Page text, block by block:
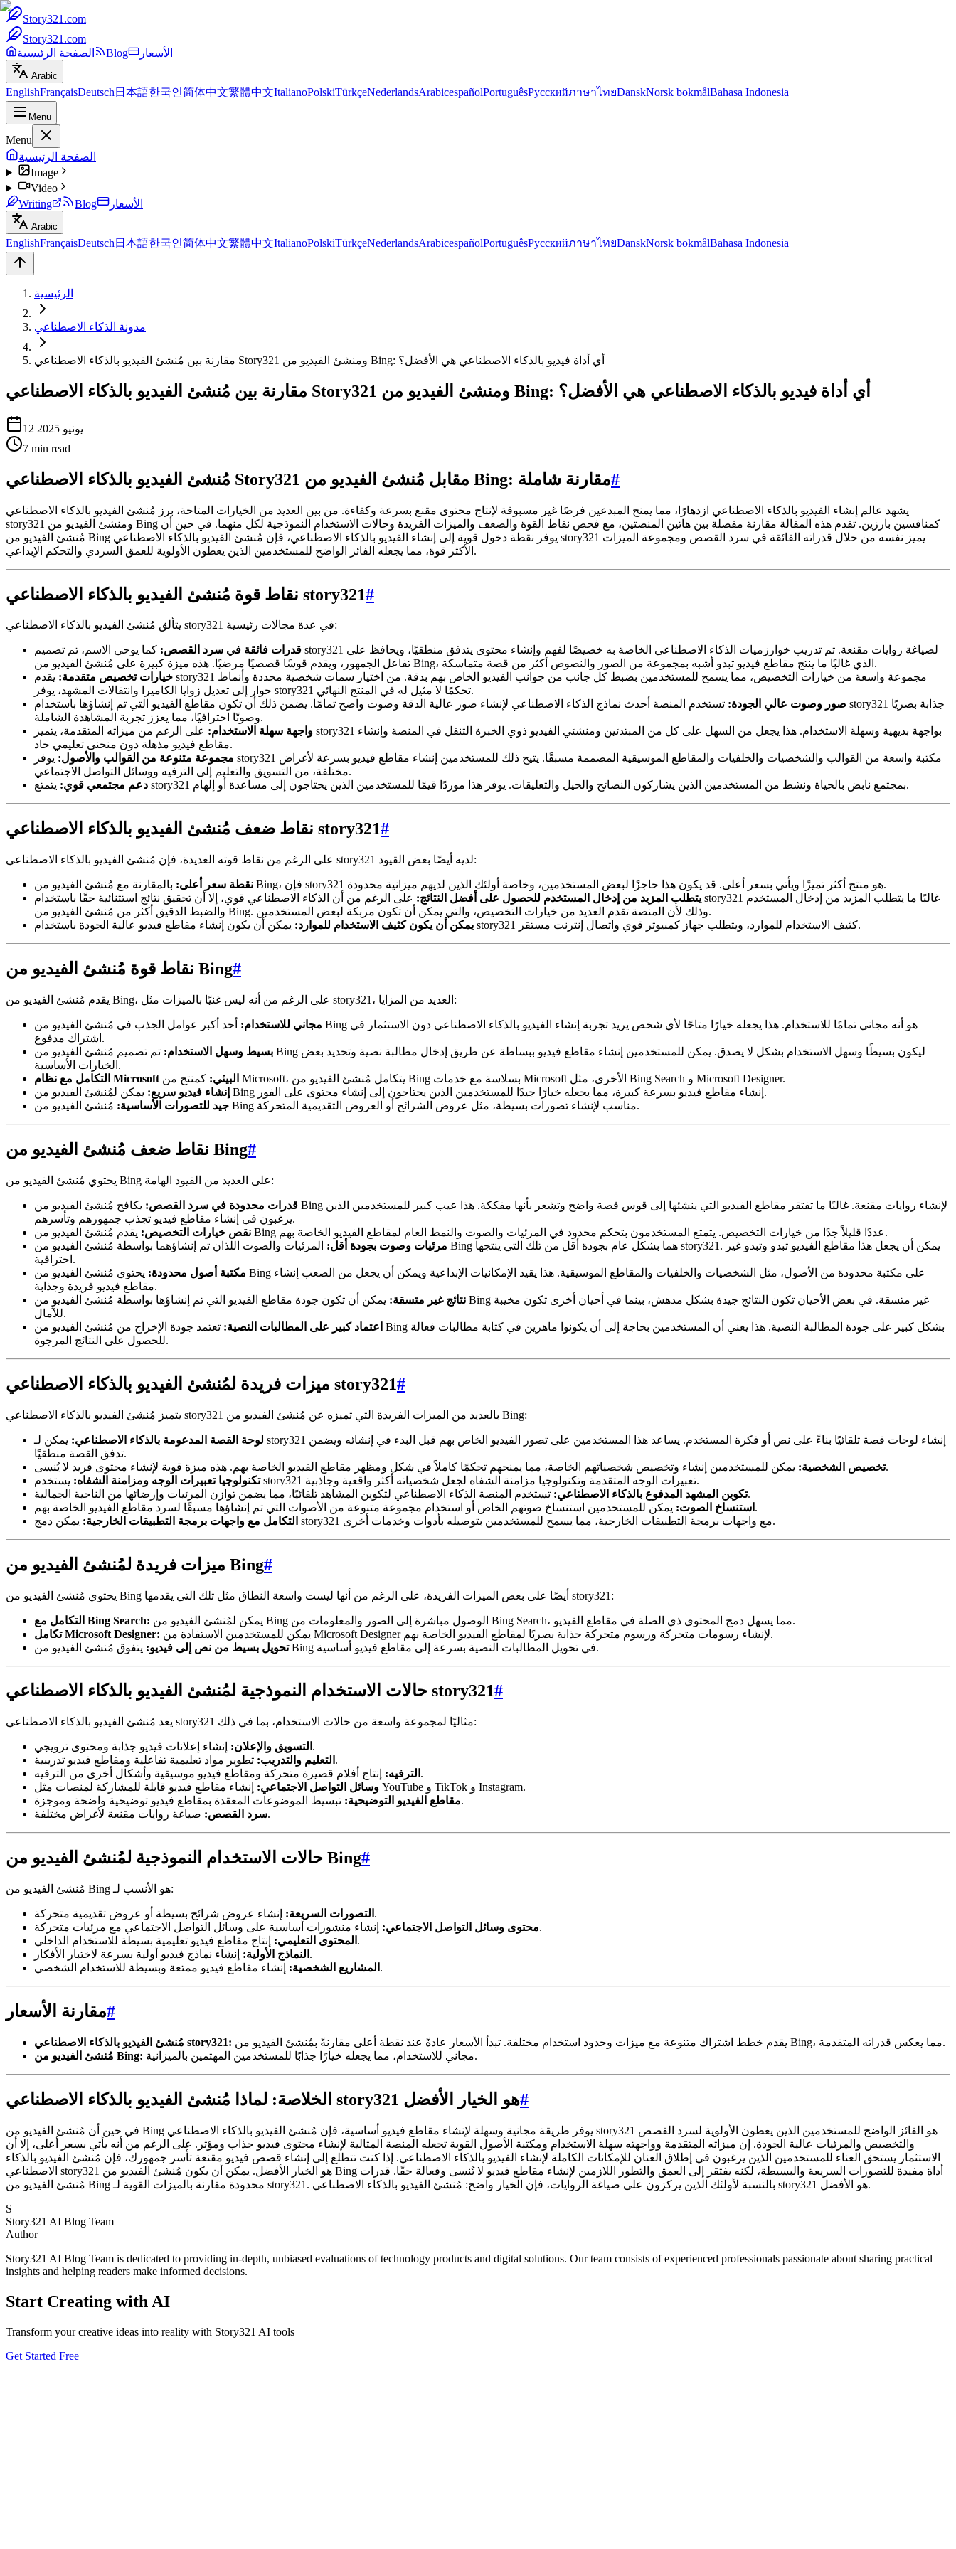
Story321.com
Story321.com
الصفحة الرئيسية
Blog الأسعار
Arabic
EnglishFrançaisDeutsch 日本語한국인简体中文繁體中文ItalianoPolskiTürkçeNederlandsArabicespañolPortuguêsРусскийภาษาไทยDanskNorsk bokmålBahasa Indonesia
Menu
Menu
الصفحة الرئيسية
Image
Video
Writing
Blog الأسعار
Arabic
EnglishFrançaisDeutsch 日本語한국인简体中文繁體中文ItalianoPolskiTürkçeNederlandsArabicespañolPortuguêsРусскийภาษาไทยDanskNorsk bokmålBahasa Indonesia
الرئيسية
مدونة الذكاء الاصطناعي
مقارنة بين مُنشئ الفيديو بالذكاء الاصطناعي Story321 ومنشئ الفيديو من Bing: أي أداة فيديو بالذكاء الاصطناعي هي الأفضل؟
مقارنة بين مُنشئ الفيديو بالذكاء الاصطناعي Story321 ومنشئ الفيديو من Bing: أي أداة فيديو بالذكاء الاصطناعي هي الأفضل؟
12 يونيو 2025
7 min read
مُنشئ الفيديو بالذكاء الاصطناعي Story321 مقابل مُنشئ الفيديو من Bing: مقارنة شاملة#
يشهد عالم إنشاء الفيديو بالذكاء الاصطناعي ازدهارًا، مما يمنح المبدعين فرصًا غير مسبوقة لإنتاج محتوى مقنع بسرعة وكفاءة. من بين العديد من الخيارات المتاحة، برز مُنشئ الفيديو بالذكاء الاصطناعي
story321 ومنشئ الفيديو من Bing كمنافسين بارزين. تقدم هذه المقالة مقارنة مفصلة بين هاتين المنصتين، مع فحص نقاط القوة والضعف والميزات الفريدة وحالات الاستخدام النموذجية لكل منهما. في حين أن
مُنشئ الفيديو من Bing يوفر نقطة دخول قوية إلى إنشاء الفيديو بالذكاء الاصطناعي، فإن مُنشئ الفيديو بالذكاء الاصطناعي story321 يميز نفسه من خلال قدراته الفائقة في سرد القصص ومجموعة الميزات
الأكثر قوة، مما يجعله الفائز الواضح للمستخدمين الذين يعطون الأولوية للعمق السردي والتحكم الإبداعي.
نقاط قوة مُنشئ الفيديو بالذكاء الاصطناعي story321#
يتألق مُنشئ الفيديو بالذكاء الاصطناعي story321 في عدة مجالات رئيسية:
قدرات فائقة في سرد القصص: كما يوحي الاسم، تم تصميم story321 لصياغة روايات مقنعة. تم تدريب خوارزميات الذكاء الاصطناعي الخاصة به خصيصًا لفهم وإنشاء محتوى يتدفق منطقيًا، ويحافظ على
تفاعل الجمهور، ويقدم قوسًا قصصيًا مرضيًا. هذه ميزة كبيرة على مُنشئ الفيديو من Bing، الذي غالبًا ما ينتج مقاطع فيديو تبدو أشبه بمجموعة من الصور والنصوص أكثر من قصة متماسكة.
خيارات تخصيص متقدمة: يقدم story321 مجموعة واسعة من خيارات التخصيص، مما يسمح للمستخدمين بضبط كل جانب من جوانب الفيديو الخاص بهم بدقة. من اختيار سمات شخصية محددة وأنماط
حوار إلى تعديل زوايا الكاميرا وانتقالات المشهد، يوفر story321 تحكمًا لا مثيل له في المنتج النهائي.
صور وصوت عالي الجودة: تستخدم المنصة أحدث نماذج الذكاء الاصطناعي لإنشاء صور عالية الدقة وصوت واضح تمامًا. يضمن ذلك أن تكون مقاطع الفيديو التي تم إنشاؤها باستخدام story321 جذابة بصريًا
وصوتًا احترافيًا، مما يعزز تجربة المشاهدة الشاملة.
واجهة سهلة الاستخدام: على الرغم من ميزاته المتقدمة، يتميز story321 بواجهة بديهية وسهلة الاستخدام. هذا يجعل من السهل على كل من المبتدئين ومنشئي الفيديو ذوي الخبرة التنقل في المنصة وإنشاء
مقاطع فيديو مذهلة دون منحنى تعليمي حاد.
مجموعة متنوعة من القوالب والأصول: يوفر story321 مكتبة واسعة من القوالب والشخصيات والخلفيات والمقاطع الموسيقية المصممة مسبقًا. يتيح ذلك للمستخدمين إنشاء مقاطع فيديو بسرعة لأغراض
مختلفة، من التسويق والتعليم إلى الترفيه ووسائل التواصل الاجتماعي.
دعم مجتمعي قوي:
يتمتع story321 بمجتمع نابض بالحياة ونشط من المستخدمين الذين يشاركون النصائح والحيل والتعليقات. يوفر هذا موردًا قيمًا للمستخدمين الذين يحتاجون إلى مساعدة أو إلهام.
نقاط ضعف مُنشئ الفيديو بالذكاء الاصطناعي story321#
على الرغم من نقاط قوته العديدة، فإن مُنشئ الفيديو بالذكاء الاصطناعي story321 لديه أيضًا بعض القيود:
نقطة سعر أعلى:
بالمقارنة مع مُنشئ الفيديو من Bing، فإن story321 هو منتج أكثر تميزًا ويأتي بسعر أعلى. قد يكون هذا حاجزًا لبعض المستخدمين، وخاصة أولئك الذين لديهم ميزانية محدودة.
يتطلب المزيد من إدخال المستخدم للحصول على أفضل النتائج: على الرغم من أن الذكاء الاصطناعي قوي، إلا أن تحقيق نتائج استثنائية حقًا باستخدام story321 غالبًا ما يتطلب المزيد من إدخال المستخدم
والضبط الدقيق أكثر من مُنشئ الفيديو من Bing. وذلك لأن المنصة تقدم العديد من خيارات التخصيص، والتي يمكن أن تكون مربكة لبعض المستخدمين.
يمكن أن يكون كثيف الاستخدام للموارد:
يمكن أن يكون إنشاء مقاطع فيديو عالية الجودة باستخدام story321 كثيف الاستخدام للموارد، ويتطلب جهاز كمبيوتر قوي واتصال إنترنت مستقر.
نقاط قوة مُنشئ الفيديو من Bing#
يقدم مُنشئ الفيديو من Bing، على الرغم من أنه ليس غنيًا بالميزات مثل story321، العديد من المزايا:
مجاني للاستخدام: أحد أكبر عوامل الجذب في مُنشئ الفيديو من Bing هو أنه مجاني تمامًا للاستخدام. هذا يجعله خيارًا متاحًا لأي شخص يريد تجربة إنشاء الفيديو بالذكاء الاصطناعي دون الاستثمار في
اشتراك مدفوع.
بسيط وسهل الاستخدام: تم تصميم مُنشئ الفيديو من Bing ليكون بسيطًا وسهل الاستخدام بشكل لا يصدق. يمكن للمستخدمين إنشاء مقاطع فيديو ببساطة عن طريق إدخال مطالبة نصية وتحديد بعض
الخيارات الأساسية.
التكامل مع نظام Microsoft البيئي:
كمنتج من Microsoft، يتكامل مُنشئ الفيديو من Bing بسلاسة مع خدمات Microsoft الأخرى، مثل Bing Search و Microsoft Designer.
إنشاء فيديو سريع:
يمكن لمُنشئ الفيديو من Bing إنشاء مقاطع فيديو بسرعة كبيرة، مما يجعله خيارًا جيدًا للمستخدمين الذين يحتاجون إلى إنشاء محتوى على الفور.
جيد للتصورات الأساسية:
مُنشئ الفيديو من Bing مناسب لإنشاء تصورات بسيطة، مثل عروض الشرائح أو العروض التقديمية المتحركة.
نقاط ضعف مُنشئ الفيديو من Bing#
يحتوي مُنشئ الفيديو من Bing على العديد من القيود الهامة:
قدرات محدودة في سرد القصص: يكافح مُنشئ الفيديو من Bing لإنشاء روايات مقنعة. غالبًا ما تفتقر مقاطع الفيديو التي ينشئها إلى قوس قصة واضح وتشعر بأنها مفككة. هذا عيب كبير للمستخدمين الذين
يرغبون في إنشاء مقاطع فيديو تجذب جمهورهم وتأسرهم.
نقص خيارات التخصيص:
يقدم مُنشئ الفيديو من Bing عددًا قليلاً جدًا من خيارات التخصيص. يتمتع المستخدمون بتحكم محدود في المرئيات والصوت والنمط العام لمقاطع الفيديو الخاصة بهم.
مرئيات وصوت بجودة أقل: المرئيات والصوت اللذان تم إنشاؤهما بواسطة مُنشئ الفيديو من Bing هما بشكل عام بجودة أقل من تلك التي ينتجها story321. يمكن أن يجعل هذا مقاطع الفيديو تبدو وتبدو غير
احترافية.
مكتبة أصول محدودة: يحتوي مُنشئ الفيديو من Bing على مكتبة محدودة من الأصول، مثل الشخصيات والخلفيات والمقاطع الموسيقية. هذا يقيد الإمكانيات الإبداعية ويمكن أن يجعل من الصعب إنشاء
مقاطع فيديو فريدة وجذابة.
نتائج غير متسقة: يمكن أن تكون جودة مقاطع الفيديو التي تم إنشاؤها بواسطة مُنشئ الفيديو من Bing غير متسقة. في بعض الأحيان تكون النتائج جيدة بشكل مدهش، بينما في أحيان أخرى تكون مخيبة
للآمال.
اعتماد كبير على المطالبات النصية: تعتمد جودة الإخراج من مُنشئ الفيديو من Bing بشكل كبير على جودة المطالبة النصية. هذا يعني أن المستخدمين بحاجة إلى أن يكونوا ماهرين في كتابة مطالبات فعالة
للحصول على النتائج المرجوة.
ميزات فريدة لمُنشئ الفيديو بالذكاء الاصطناعي story321#
يتميز مُنشئ الفيديو بالذكاء الاصطناعي story321 بالعديد من الميزات الفريدة التي تميزه عن مُنشئ الفيديو من Bing:
لوحة القصة المدعومة بالذكاء الاصطناعي: يمكن لـ story321 إنشاء لوحات قصة تلقائيًا بناءً على نص أو فكرة المستخدم. يساعد هذا المستخدمين على تصور الفيديو الخاص بهم قبل البدء في إنشائه ويضمن
تدفق القصة منطقيًا.
تخصيص الشخصية:يمكن للمستخدمين إنشاء وتخصيص شخصياتهم الخاصة، مما يمنحهم تحكمًا كاملاً في شكل ومظهر مقاطع الفيديو الخاصة بهم. هذه ميزة قوية لإنشاء محتوى فريد لا يُنسى.
تكنولوجيا تعبيرات الوجه ومزامنة الشفاه:
يستخدم story321 تعبيرات الوجه المتقدمة وتكنولوجيا مزامنة الشفاه لجعل شخصياته أكثر واقعية وجاذبية.
تكوين المشهد المدفوع بالذكاء الاصطناعي:تستخدم المنصة الذكاء الاصطناعي لتكوين المشاهد تلقائيًا، مما يضمن توازن المرئيات وإرضائها من الناحية الجمالية.
استنساخ الصوت: يمكن للمستخدمين استنساخ صوتهم الخاص أو استخدام مجموعة متنوعة من الأصوات التي تم إنشاؤها مسبقًا لسرد مقاطع الفيديو الخاصة بهم.
التكامل مع واجهات برمجة التطبيقات الخارجية:
يمكن دمج story321 مع واجهات برمجة التطبيقات الخارجية، مما يسمح للمستخدمين بتوصيله بأدوات وخدمات أخرى.
ميزات فريدة لمُنشئ الفيديو من Bing#
يحتوي مُنشئ الفيديو من Bing أيضًا على بعض الميزات الفريدة، على الرغم من أنها ليست واسعة النطاق مثل تلك التي يقدمها story321:
التكامل مع Bing Search:
يمكن لمُنشئ الفيديو من Bing الوصول مباشرة إلى الصور والمعلومات من Bing Search، مما يسهل دمج المحتوى ذي الصلة في مقاطع الفيديو.
تكامل Microsoft Designer:
يمكن للمستخدمين الاستفادة من Microsoft Designer لإنشاء رسومات متحركة ورسوم متحركة جذابة بصريًا لمقاطع الفيديو الخاصة بهم.
تحويل بسيط من نص إلى فيديو:
يتفوق مُنشئ الفيديو من Bing في تحويل المطالبات النصية بسرعة إلى مقاطع فيديو أساسية.
حالات الاستخدام النموذجية لمُنشئ الفيديو بالذكاء الاصطناعي story321#
يعد مُنشئ الفيديو بالذكاء الاصطناعي story321 مثاليًا لمجموعة واسعة من حالات الاستخدام، بما في ذلك:
التسويق والإعلان: إنشاء إعلانات فيديو جذابة ومحتوى ترويجي.
التعليم والتدريب: تطوير مواد تعليمية تفاعلية ومقاطع فيديو تدريبية.
الترفيه: إنتاج أفلام قصيرة متحركة ومقاطع فيديو موسيقية وأشكال أخرى من الترفيه.
وسائل التواصل الاجتماعي:
إنشاء مقاطع فيديو قابلة للمشاركة لمنصات مثل YouTube و TikTok و Instagram.
مقاطع الفيديو التوضيحية:تبسيط الموضوعات المعقدة بمقاطع فيديو توضيحية واضحة وموجزة.
سرد القصص:صياغة روايات مقنعة لأغراض مختلفة.
حالات الاستخدام النموذجية لمُنشئ الفيديو من Bing#
مُنشئ الفيديو من Bing هو الأنسب لـ:
التصورات السريعة: إنشاء عروض شرائح بسيطة أو عروض تقديمية متحركة.
محتوى وسائل التواصل الاجتماعي:إنشاء منشورات أساسية على وسائل التواصل الاجتماعي مع مرئيات متحركة.
المحتوى التعليمي: إنتاج مقاطع فيديو تعليمية بسيطة للاستخدام الداخلي.
النماذج الأولية: إنشاء نماذج فيديو أولية بسرعة لاختبار الأفكار.
المشاريع الشخصية: إنشاء مقاطع فيديو ممتعة وبسيطة للاستخدام الشخصي.
مقارنة الأسعار#
مُنشئ الفيديو بالذكاء الاصطناعي story321:
يقدم خطط اشتراك متنوعة مع ميزات وحدود استخدام مختلفة. تبدأ الأسعار عادةً عند نقطة أعلى مقارنةً بمُنشئ الفيديو من Bing، مما يعكس قدراته المتقدمة.
مُنشئ الفيديو من Bing:
مجاني للاستخدام، مما يجعله خيارًا جذابًا للمستخدمين المهتمين بالميزانية.
الخلاصة: لماذا مُنشئ الفيديو بالذكاء الاصطناعي story321 هو الخيار الأفضل#
في حين أن مُنشئ الفيديو من Bing يوفر طريقة مجانية وسهلة لإنشاء مقاطع فيديو أساسية، فإن مُنشئ الفيديو بالذكاء الاصطناعي story321 هو الفائز الواضح للمستخدمين الذين يعطون الأولوية لسرد القصص
والتخصيص والمرئيات عالية الجودة. إن ميزاته المتقدمة وواجهته سهلة الاستخدام ومكتبة الأصول القوية تجعله المنصة المثالية لإنشاء محتوى فيديو جذاب ومؤثر. على الرغم من أنه يأتي بسعر أعلى، إلا أن
الاستثمار يستحق العناء للمستخدمين الذين يرغبون في إطلاق العنان للإمكانات الكاملة لإنشاء الفيديو بالذكاء الاصطناعي. إذا كنت تتطلع إلى إنشاء قصص فيديو مقنعة تأسر جمهورك، فإن مُنشئ الفيديو بالذكاء
الاصطناعي story321 هو الخيار الأفضل. يمكن أن يكون مُنشئ الفيديو من Bing أداة مفيدة للتصورات السريعة والبسيطة، لكنه يفتقر إلى العمق والتطور اللازمين لإنشاء مقاطع فيديو لا تُنسى وفعالة حقًا. قدرات
مُنشئ الفيديو من Bing محدودة مقارنة بالميزات القوية لـ story321. بالنسبة لأولئك الذين يركزون على صياغة الروايات، فإن الخيار واضح: مُنشئ الفيديو بالذكاء الاصطناعي story321 هو الأفضل.
S
Story321 AI Blog Team
Author
Story321 AI Blog Team is dedicated to providing in-depth, unbiased evaluations of technology products and digital solutions. Our team consists of experienced professionals passionate about sharing practical
insights and helping readers make informed decisions.
Start Creating with AI
Transform your creative ideas into reality with Story321 AI tools
Get Started Free